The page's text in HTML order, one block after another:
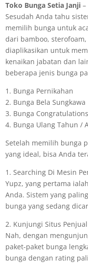
Toko Bunga Setia Janji
Sesudah Anda tahu
memilih bunga untuk
dari bamboo,
diaplikasikan untuk
kenaikan jabatan dan
beberapa jenis bunga
1. Bunga Pernikahan
2. Bunga Bela Sungkawa
3. Bunga Congratulations
4. Bunga Ulang Tahun /
Setelah memilih bunga
yang ideal, bisa Anda
1. Searching Di Mesin
Yupz, yang pertama
Anda. Sistem yang
bunga yang sedang
2. Kunjungi Situs
Nah, dengan
paket-paket bunga
bunga dengan rating